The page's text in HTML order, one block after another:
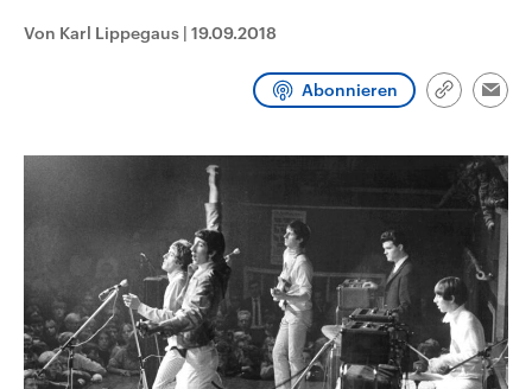
und Hintergründe zu den Parteien
und Kandidaten der anstehenden
Sendungen Programm
Von Karl Lippegaus | 19.09.2018
Abonnieren
Link